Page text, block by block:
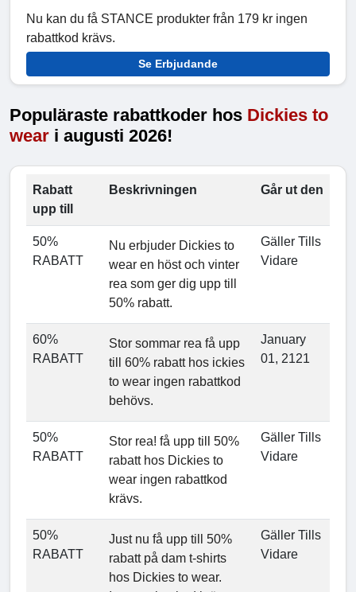
Nu kan du få STANCE produkter från 179 kr ingen
rabattkod krävs.
Se Erbjudande
Populäraste rabattkoder hos Dickies to
wear i augusti 2026!
Rabatt
upp till
Beskrivningen Går ut den
50%
RABATT
Nu erbjuder Dickies to
wear en höst och vinter
rea som ger dig upp till
50% rabatt.
Gäller Tills
Vidare
60%
RABATT
Stor sommar rea få upp
till 60% rabatt hos ickies
to wear ingen rabattkod
behövs.
January
01, 2121
50%
RABATT
Stor rea! få upp till 50%
rabatt hos Dickies to
wear ingen rabattkod
krävs.
Gäller Tills
Vidare
50%
RABATT
Just nu få upp till 50%
rabatt på dam t-shirts
hos Dickies to wear.
Gäller Tills
Vidare